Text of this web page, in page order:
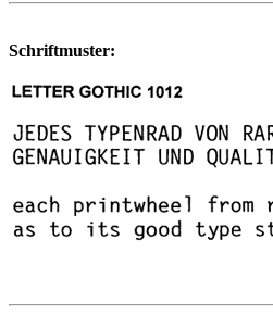
Schriftmuster: